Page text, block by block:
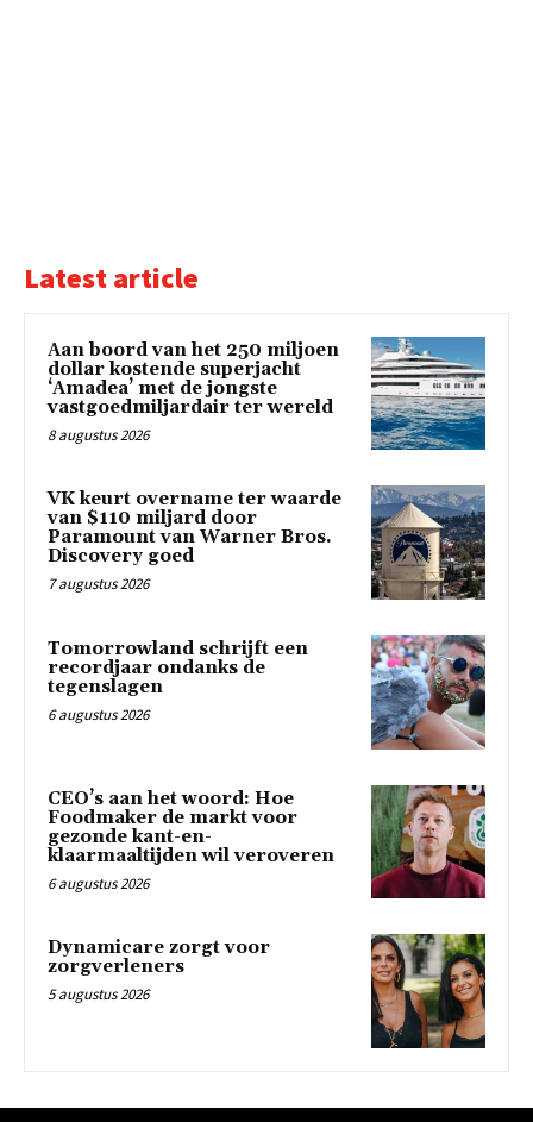
Latest article
Aan boord van het 250 miljoen
dollar kostende superjacht
‘Amadea’ met de jongste
vastgoedmiljardair ter wereld
8 augustus 2026
VK keurt overname ter waarde
van $110 miljard door
Paramount van Warner Bros.
Discovery goed
7 augustus 2026
Tomorrowland schrijft een
recordjaar ondanks de
tegenslagen
6 augustus 2026
CEO’s aan het woord: Hoe
Foodmaker de markt voor
gezonde kant-en-
klaarmaaltijden wil veroveren
6 augustus 2026
Dynamicare zorgt voor
zorgverleners
5 augustus 2026